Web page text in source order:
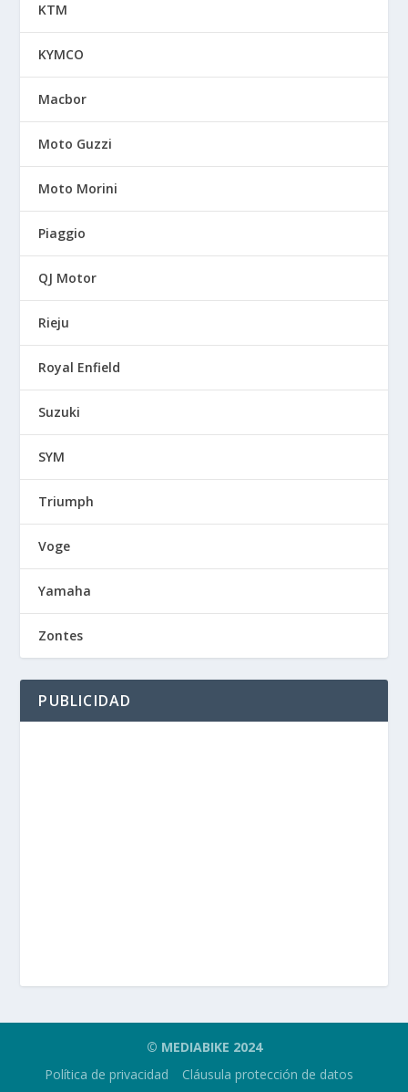
KTM
KYMCO
Macbor
Moto Guzzi
Moto Morini
Piaggio
QJ Motor
Rieju
Royal Enfield
Suzuki
SYM
Triumph
Voge
Yamaha
Zontes
PUBLICIDAD
© MEDIABIKE 2024
Política de privacidad
Cláusula protección de datos